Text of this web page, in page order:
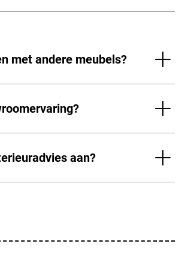
met andere meubels?
aan?